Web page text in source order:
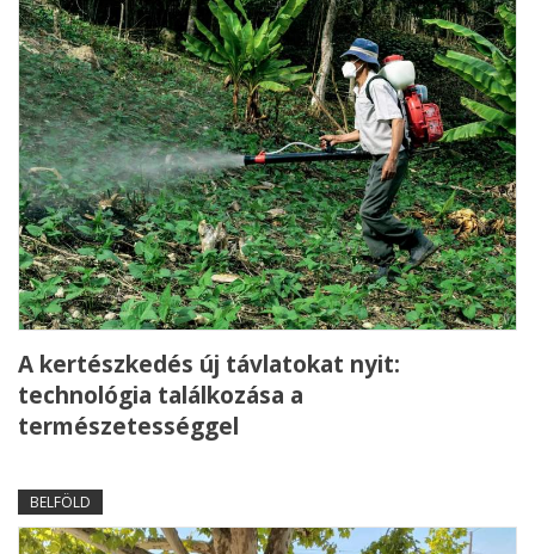
A kertészkedés új távlatokat nyit:
technológia találkozása a
természetességgel
BELFÖLD